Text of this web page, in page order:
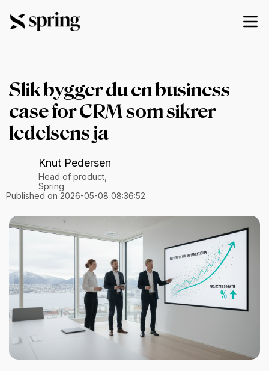
Slik bygger du en business
case for CRM som sikrer
ledelsens ja
Knut Pedersen
Head of product,
Spring
Published on 2026-05-08 08:36:52